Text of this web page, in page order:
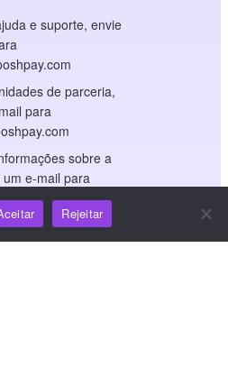
e suporte, envie
de parceria,
para
sobre a
e-mail para
Rejeitar